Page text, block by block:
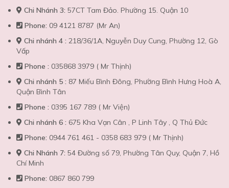
Chi Nhánh 3: 57CT Tam Đảo. Phường 15. Quận 10
Phone: 09 4121 8787 (Mr An)
Chi nhánh 4 : 218/36/1A, Nguyễn Duy Cung, Phường 12, Gò
Vấp
Phone : 035868 3979 ( Mr Thịnh)
Chi nhánh 5 : 87 Miếu Bình Đông, Phường Bình Hưng Hoà A,
Quận Bình Tân
Phone : 0395 167 789 ( Mr Viện)
Chi nhánh 6 : 675 Kha Vạn Cân , P Linh Tây , Q Thủ Đức
Phone: 0944 761 461 - 0358 683 979 ( Mr Thịnh)
Chi Nhánh 7: 54 Đường số 79, Phường Tân Quy, Quận 7, Hồ
Chí Minh
Phone: 0867 860 799